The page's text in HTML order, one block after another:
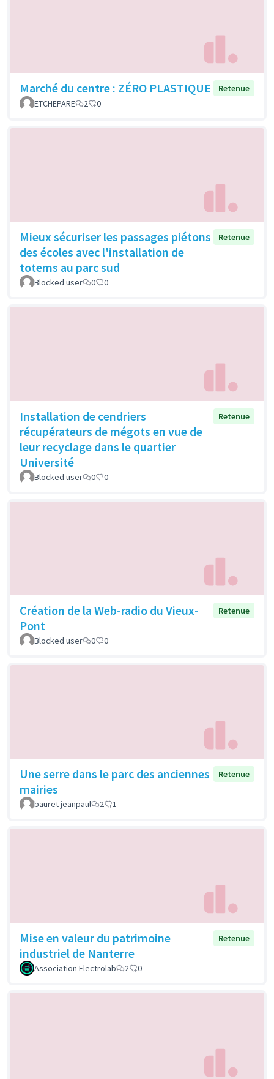
Marché du centre : ZÉRO PLASTIQUE
Retenue
ETCHEPARE
2 0
Mieux sécuriser les passages piétons
des écoles avec l'installation de
totems au parc sud
Retenue
Blocked user 0 0
Installation de cendriers
récupérateurs de mégots en vue de
leur recyclage dans le quartier
Université
Retenue
Blocked user 0 0
Création de la Web-radio du Vieux-
Pont
Retenue
Blocked user 0 0
Une serre dans le parc des anciennes
mairies
Retenue
bauret jeanpaul 2 1
Mise en valeur du patrimoine
industriel de Nanterre
Retenue
Association Electrolab 2 0